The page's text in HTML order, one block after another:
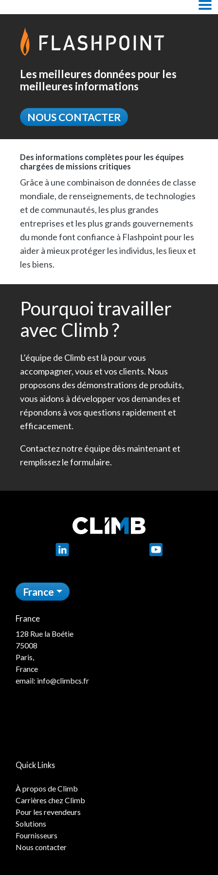
Les meilleures données pour les
meilleures informations
NOUS CONTACTER
Des informations complètes pour les équipes
chargées de missions critiques
Grâce à une combinaison de données de classe
mondiale, de renseignements, de technologies
et de communautés, les plus grandes
entreprises et les plus grands gouvernements
du monde font confiance à Flashpoint pour les
aider à mieux protéger les individus, les lieux et
les biens.
Pourquoi travailler
avec Climb ?
L’équipe de Climb est là pour vous
accompagner, vous et vos clients. Nous
proposons des démonstrations de produits,
vous aidons à développer vos demandes et
répondons à vos questions rapidement et
efficacement.
Contactez notre équipe dès maintenant et
remplissez le formulaire.
France
France
128 Rue la Boétie
75008
Paris,
France
email: info@climbcs.fr
Quick Links
À propos de Climb
Carrières chez Climb
Pour les revendeurs
Solutions
Fournisseurs
Nous contacter